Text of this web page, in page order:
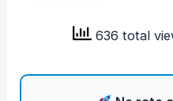
636 total